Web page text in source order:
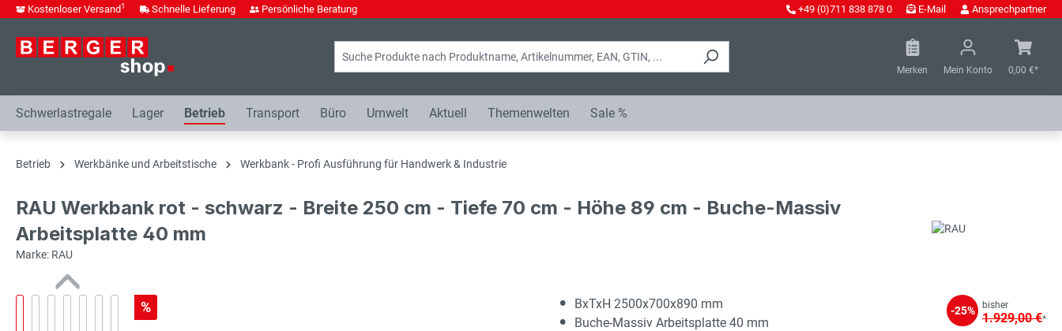
Zur Hauptnavigation springen
Kostenloser Versand1 Schnelle Lieferung Persönliche Beratung +49 (0)711 838 878 0 E-Mail Ansprechpartner
Merken Mein Konto 0,00 €*
Schwerlastregale Lager Betrieb Transport Büro Umwelt Aktuell Themenwelten Sale %
Betrieb Werkbänke und Arbeitstische Werkbank - Profi Ausführung für Handwerk & Industrie
RAU Werkbank rot - schwarz - Breite 250 cm - Tiefe 70 cm - Höhe 89 cm - Buche-Massiv
Arbeitsplatte 40 mm
Marke: RAU
%
BxTxH 2500x700x890 mm
Buche-Massiv Arbeitsplatte 40 mm
-25% bisher
1.929,00 €*